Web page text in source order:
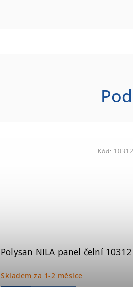
Polysan NILA panel čelní 10312
Skladem za 1-2 měsíce
Kód: 10312